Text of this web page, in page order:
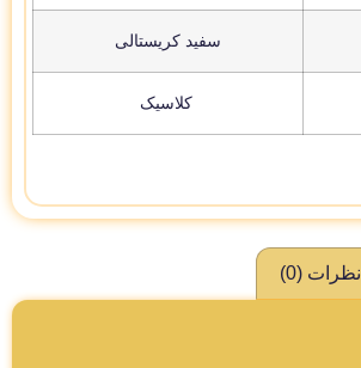
سفید کریستالی
کلاسیک
نظرات (0)